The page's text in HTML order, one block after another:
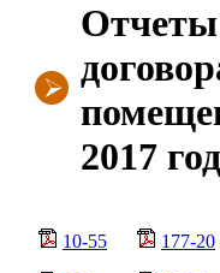
2017 год
10-55 177-20